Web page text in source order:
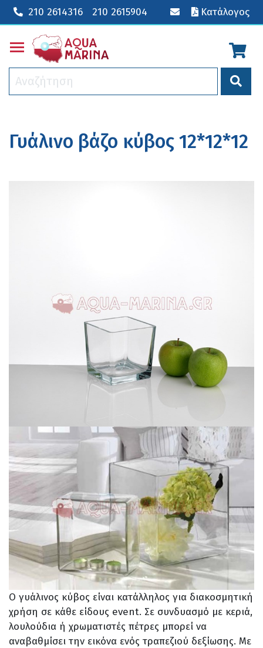
210 2614316 210 2615904 Κατάλογος
Toggle main menu visibility
Γυάλινο βάζο κύβος 12*12*12
Ο γυάλινος κύβος είναι κατάλληλος για διακοσμητική
χρήση σε κάθε είδους event. Σε συνδυασμό με κεριά,
λουλούδια ή χρωματιστές πέτρες μπορεί να
αναβαθμίσει την εικόνα ενός τραπεζιού δεξίωσης. Με